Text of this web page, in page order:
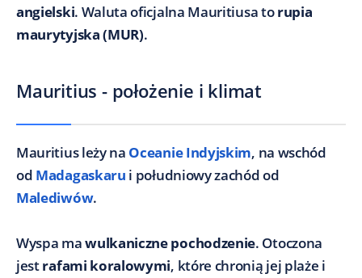
angielski. Waluta oficjalna Mauritiusa torupia
maurytyjska (MUR).
Mauritius - położenie i klimat
Mauritius leży na Oceanie Indyjskim, na wschód
od Madagaskaru i południowy zachód od
Malediwów.
Wyspa mawulkaniczne pochodzenie. Otoczona
jestrafami koralowymi, które chronią jej plaże i